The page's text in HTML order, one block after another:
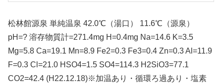
松林館源泉 単純温泉 42.0℃（湯口） 11.6℃（源泉）
pH=? 溶存物質計=271.4mg H=0.4mg Na=14.6 K=3.5
Mg=5.8 Ca=19.1 Mn=8.9 Fe2=0.3 Fe3=0.4 Zn=0.3 Al=11.9
F=0.3 Cl=21.0 HSO4=1.5 SO4=114.3 H2SiO3=77.1
CO2=42.4 (H22.12.18)※加温あり・循環ろ過あり・塩素